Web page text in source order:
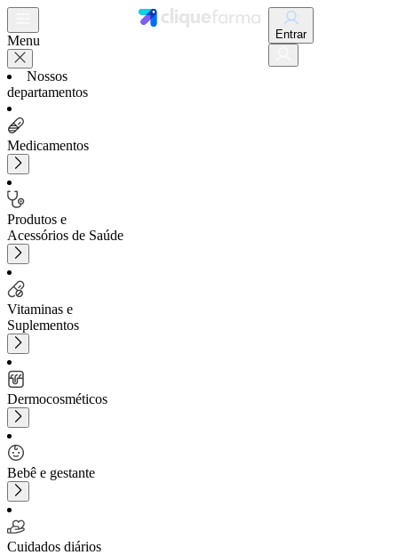
Menu
Nossos
departamentos
Medicamentos
Produtos e
Acessórios de Saúde
Vitaminas e
Suplementos
Dermocosméticos
Bebê e gestante
Cuidados diários
Entrar